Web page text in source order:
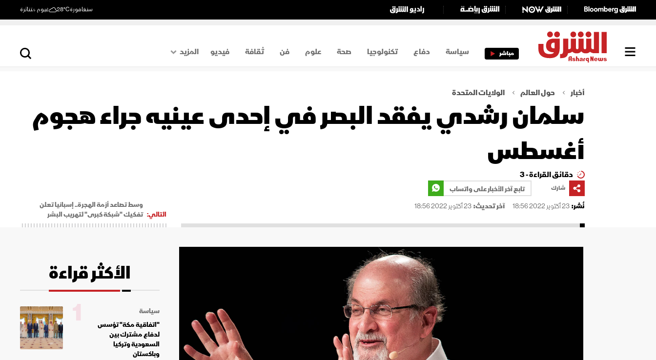
سنغافورة28°C غيوم متناثرة
مباشر سياسة دفاع تكنولوجيا صحة علوم فن ثقافة فيديو
المزيد
اقتصاد
رياضة
أخبار حول العالم الولايات المتحدة
سلمان رشدي يفقد البصر في إحدى عينيه جراء هجوم
أغسطس
دقائق القراءة - 3
شارك
تابع آخر الأخبار على واتساب
نُشر:23 أكتوبر 2022 18:56 آخر تحديث:23 أكتوبر 2022 18:56
التالي:
وسط تصاعد أزمة الهجرة.. إسبانيا تعلن
تفكيك "شبكة كبرى" لتهريب البشر
الأكثر قراءة
سياسة
"اتفاقية مكة" تؤسس
لدفاع مشترك بين
السعودية وتركيا
وباكستان
1